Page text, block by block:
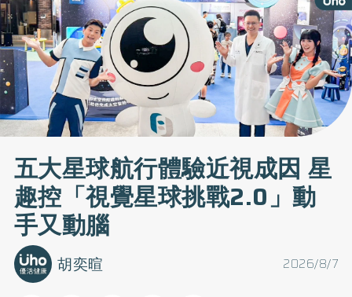
五大星球航行體驗近視成因 星
趣控「視覺星球挑戰2.0」動
手又動腦
2026/8/7
胡奕暄